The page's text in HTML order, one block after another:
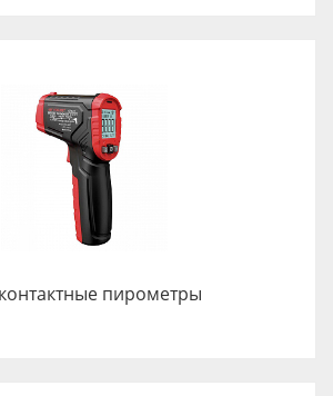
пирометры